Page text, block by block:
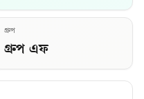
গ্রুপ
গ্রুপ এফ